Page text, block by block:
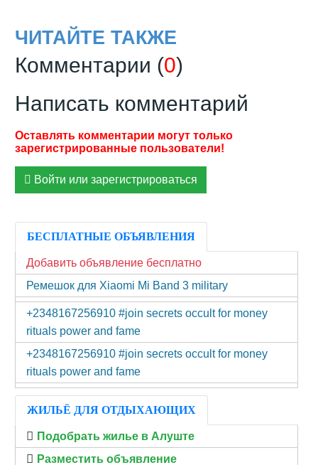
ЧИТАЙТЕ ТАКЖЕ
Комментарии (0)
Написать комментарий
Войти или зарегистрироваться
БЕСПЛАТНЫЕ ОБЪЯВЛЕНИЯ
Добавить объявление бесплатно
Ремешок для Xiaomi Mi Band 3 military
+2348167256910 #join secrets occult for money
rituals power and fame
+2348167256910 #join secrets occult for money
rituals power and fame
ЖИЛЬЁ ДЛЯ ОТДЫХАЮЩИХ
Подобрать жилье в Алуште
Разместить объявление